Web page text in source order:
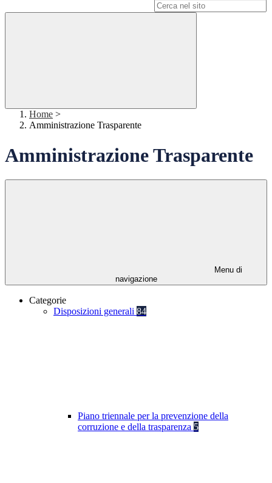
Home >
Amministrazione Trasparente
Amministrazione Trasparente
Menu di
navigazione
Categorie
Disposizioni generali 84
Piano triennale per la prevenzione della
corruzione e della trasparenza 5